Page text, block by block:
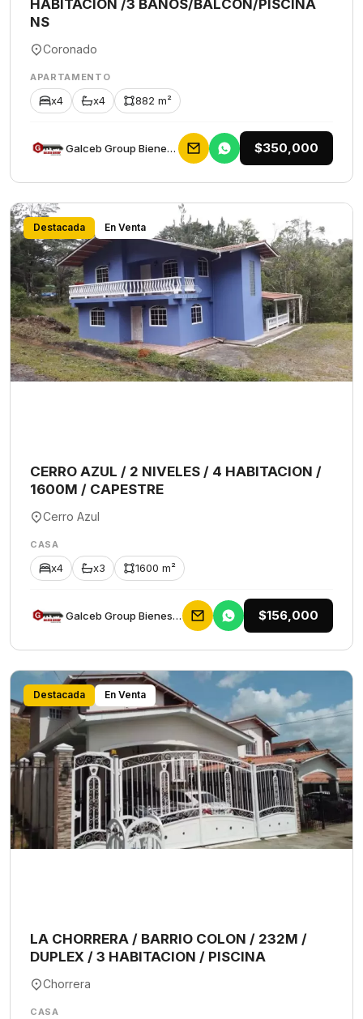
HABITACION /3 BAÑOS/BALCON/PISCINA
NS
Coronado
APARTAMENTO
x4 x4 882 m²
Galceb Group Bienes Raices $350,000
Destacada En Venta
CERRO AZUL / 2 NIVELES / 4 HABITACION /
1600M / CAPESTRE
Cerro Azul
CASA
x4 x3 1600 m²
Galceb Group Bienes Raices $156,000
Destacada En Venta
LA CHORRERA / BARRIO COLON / 232M /
DUPLEX / 3 HABITACION / PISCINA
Chorrera
CASA